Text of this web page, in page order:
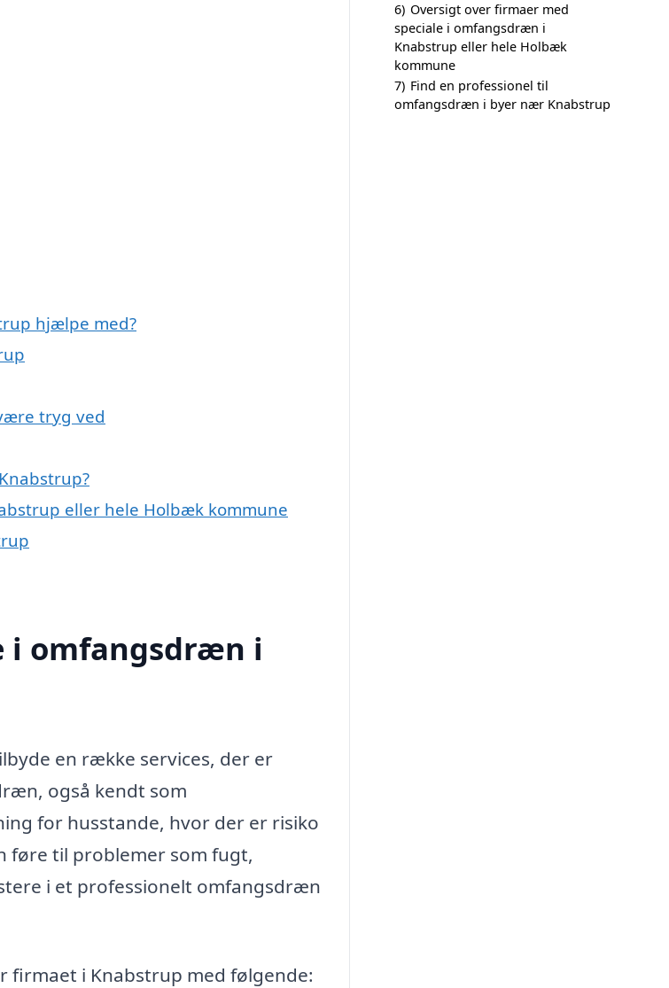
hjælpe med?
tryg ved
eller hele Holbæk kommune
i omfangsdræn i
en række services, der er
også kendt som
for husstande, hvor der er risiko
til problemer som fugt,
i et professionelt omfangsdræn
i Knabstrup med følgende:
6) Oversigt over firmaer med
speciale i omfangsdræn i
Knabstrup eller hele Holbæk
kommune
7) Find en professionel til
omfangsdræn i byer nær Knabstrup